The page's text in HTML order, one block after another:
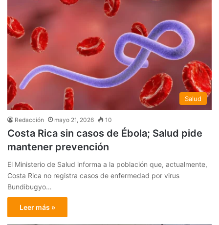
Salud
Redacción mayo 21, 2026 10
Costa Rica sin casos de Ébola; Salud pide
mantener prevención
El Ministerio de Salud informa a la población que, actualmente,
Costa Rica no registra casos de enfermedad por virus
Bundibugyo…
Leer más »